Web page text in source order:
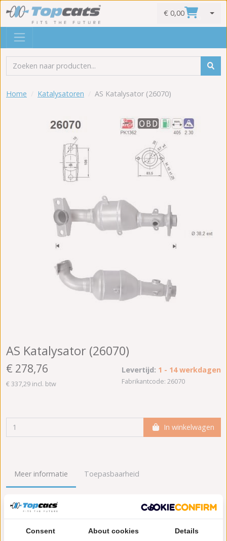
€ 0,00
Home Katalysatoren AS Katalysator (26070)
AS Katalysator (26070)
€ 278,76
€ 337,29 incl. btw
Levertijd: 1 - 14 werkdagen
Fabrikantcode: 26070
In winkelwagen
Meer informatie Toepasbaarheid
Origineel nummers
Lengte [mm]:
Consent About cookies Details